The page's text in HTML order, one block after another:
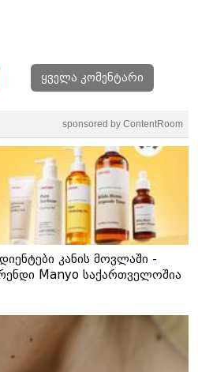
ყველა კომენტარი
sponsored by ContentRoom
კანის მოვლაში -
Manyo საქართველოშია